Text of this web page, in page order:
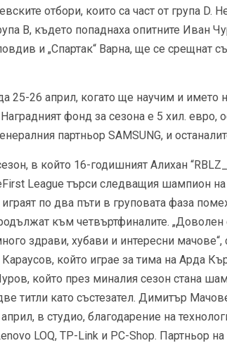
отбори, които са част от група D.
В, където попаднаха опитните Иван
и „Спартак“ Варна, ще се срещнат
25-26 април, когато ще научим и името
фонд за сезона е 5 хил. евро,
партньор SAMSUNG, и
в който 16-годишният Алихан
League търси следващия шампион
по два пъти в груповата фаза
към четвъртфиналите.
здрави, хубави и интересни мачове“,
който играе за тима на Арда
който през миналия сезон стана
титли като състезател. Димитър
в студио, благодарение на
LOQ, TP-Link и PC-Shop. Партньор на